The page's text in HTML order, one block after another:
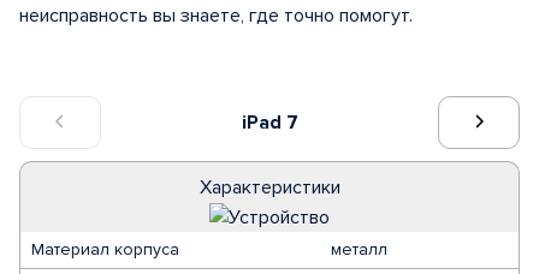
iPad 7
Характеристики
Материал корпуса
металл
неисправность вы знаете, где точно помогут.